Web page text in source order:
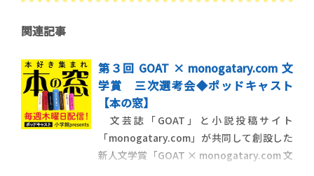
関連記事
第３回 GOAT × monogatary.com 文
学賞 三次選考会◆ポッドキャスト
【本の窓】
文芸誌「GOAT」と小説投稿サイト
「monogatary.com」が共同して創設した
新人文学賞「GOAT × monogatary.com 文